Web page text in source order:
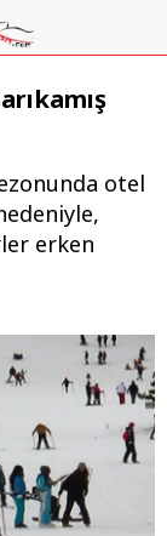
otel
erken